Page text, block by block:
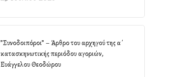
”Συνοδοιπόροι” – Άρθρο του αρχηγού της α΄
κατασκηνωτικής περιόδου αγοριών,
Ευάγγελου Θεοδώρου